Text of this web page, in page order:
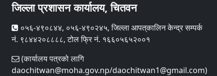
जिल्ला प्रशासन कार्यालय, चितवन
०५६-४९०८४४, ०५६-४९०२४५, जिल्ला आपत्‌कालिन केन्द्र सम्पर्क
नं. ९८४४२०८८८८, टोल फ्रि नं. १६६०५६५२००१
(कार्यालय पत्रको लागि
daochitwan@moha.gov.np/daochitwan1@gmail.com)